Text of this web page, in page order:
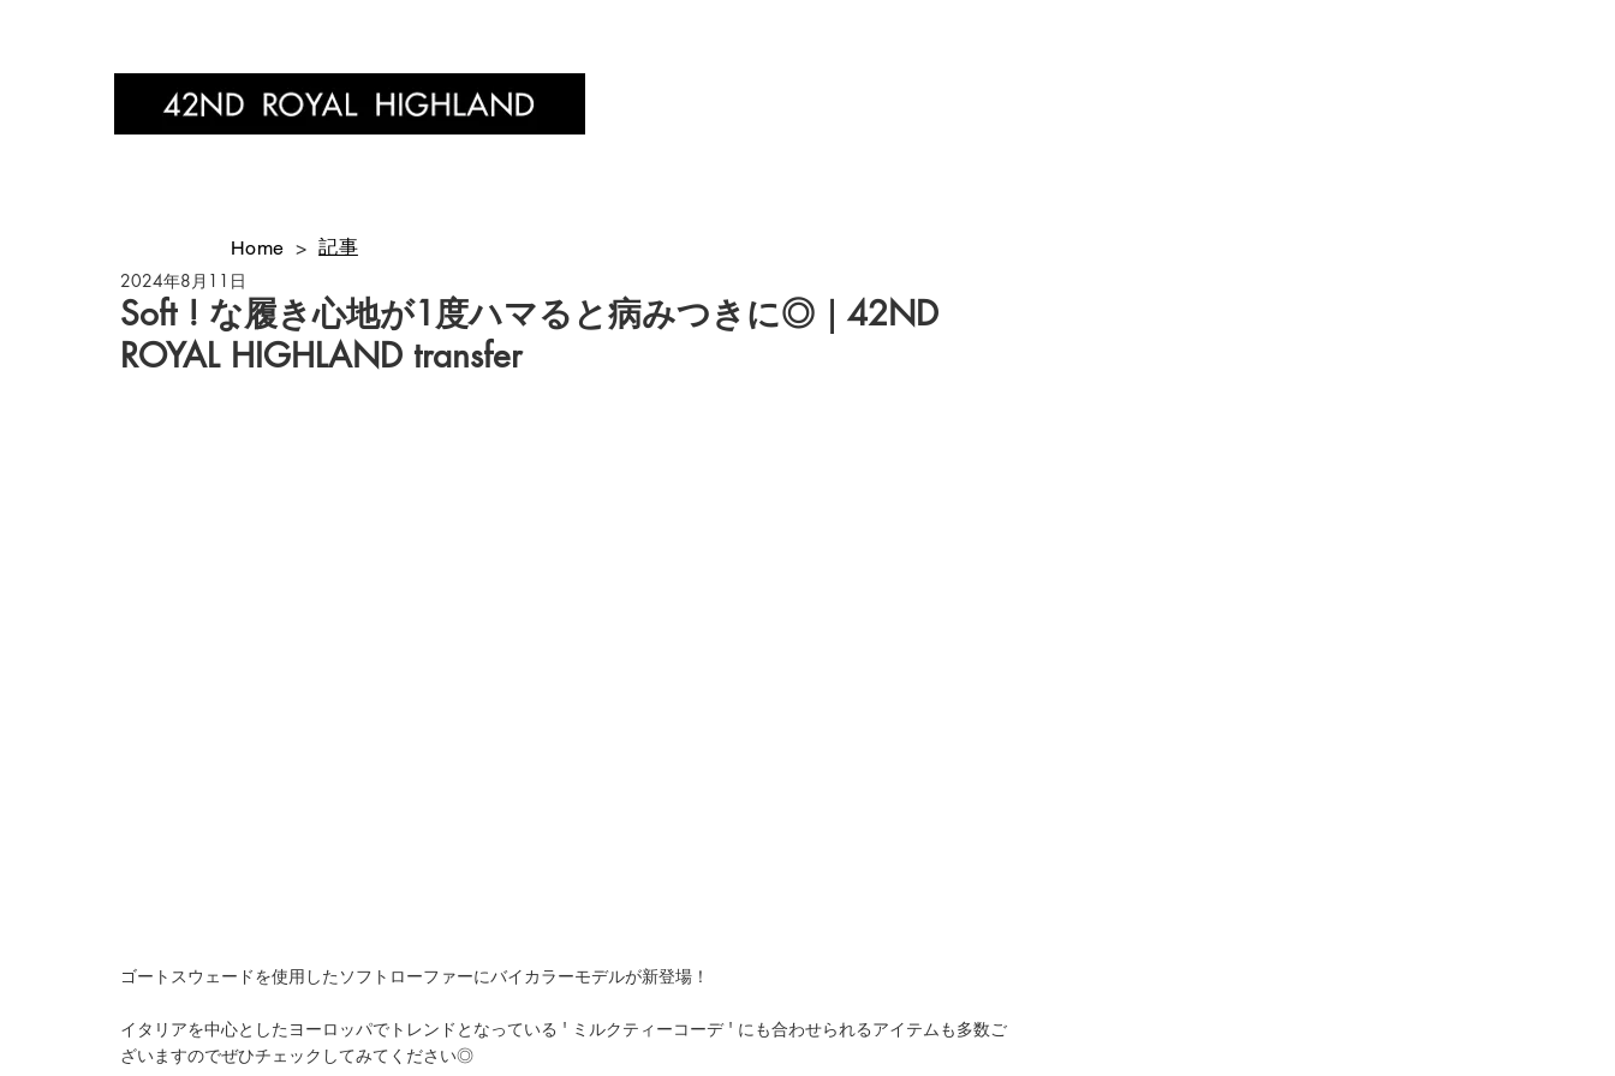
Soft ! な履き心地が1度ハマると病みつきに◎｜42ND
ROYAL HIGHLAND transfer
2024年8月11日
ゴートスウェードを使用したソフトローファーにバイカラーモデルが新登場！
イタリアを中心としたヨーロッパでトレンドとなっている ' ミルクティーコーデ ' にも合わせられるアイテムも多数ご
ざいますのでぜひチェックしてみてください◎
Home > 記事